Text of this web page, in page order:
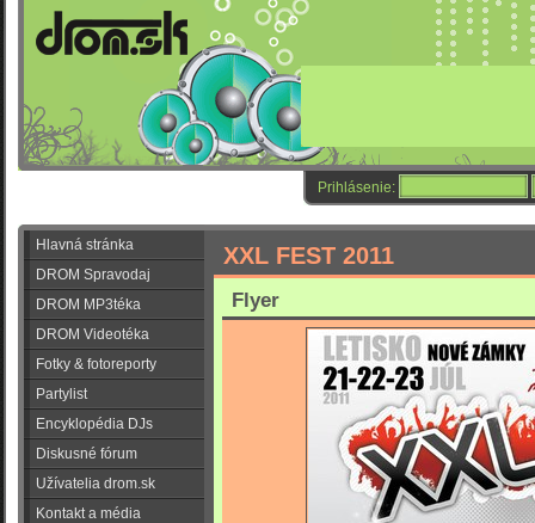
Prihlásenie:
Hlavná stránka
DROM Spravodaj
DROM MP3téka
DROM Videotéka
Fotky & fotoreporty
Partylist
Encyklopédia DJs
Diskusné fórum
Užívatelia drom.sk
Kontakt a média
XXL FEST 2011
Flyer